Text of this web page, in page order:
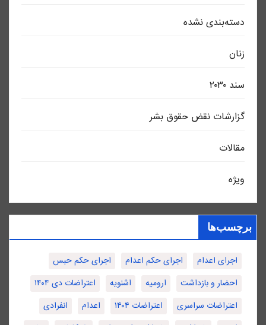
دسته‌بندی نشده
زنان
سند ٢٠٣٠
گزارشات نقض حقوق بشر
مقالات
ویژه
برچسب‌ها
اجرای اعدام اجرای حکم اعدام
اجرای حکم حبس
احضار و بازداشت
ارومیه اشنویه
اعتراضات دی ۱۴۰۴
اعتراضات سراسری
اعتراضات ۱۴۰۴ اعدام
انفرادی